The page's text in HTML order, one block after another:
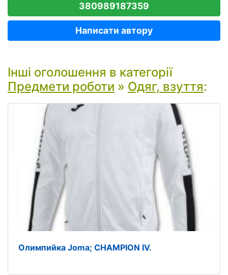
380989187359
Написати автору
Інші оголошення в категорії
Предмети роботи » Одяг, взуття:
Олимпийка Joma; CHAMPION IV.